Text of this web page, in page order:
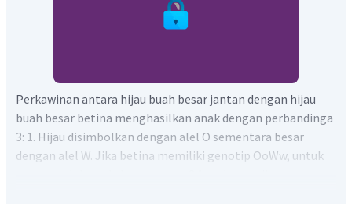
Perkawinan antara hijau buah besar jantan dengan hijau
buah besar betina menghasilkan anak dengan perbandinga
3: 1. Hijau disimbolkan dengan alel O sementara besar
dengan alel W. Jika betina memiliki genotip OoWw, untuk